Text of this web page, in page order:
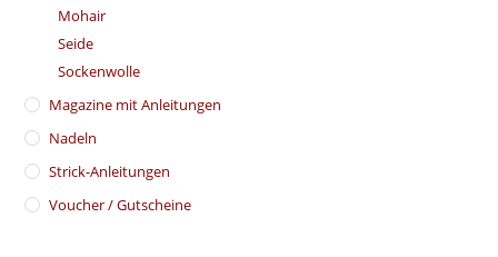
Mohair
Seide
Sockenwolle
Magazine mit Anleitungen
Nadeln
Strick-Anleitungen
Voucher / Gutscheine